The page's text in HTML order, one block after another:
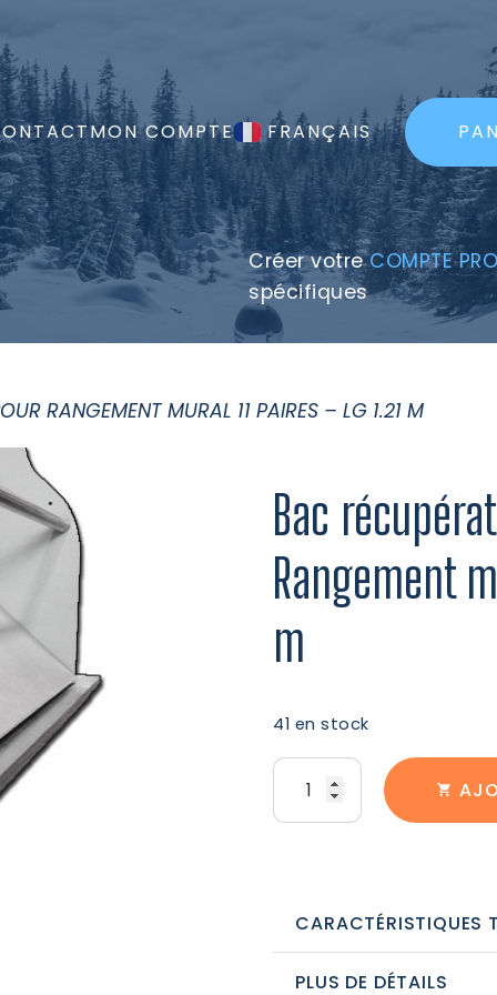
MON COMPTE FRANÇAIS
Créer votreCOMPTE
spécifiques
RANGEMENT MURAL 11 PAIRES – LG 1.21 M
Bac
Rangement
m
41 en stock
quantité
de
d'eau
pour
Rangement
CARACTÉRISTIQUES
PLUS DE DÉTAILS